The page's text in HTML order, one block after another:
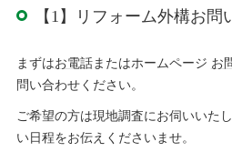
【1】リフォーム外構お問
まずはお電話またはホームページ お
問い合わせください。
ご希望の方は現地調査にお伺いいた
い日程をお伝えくださいませ。